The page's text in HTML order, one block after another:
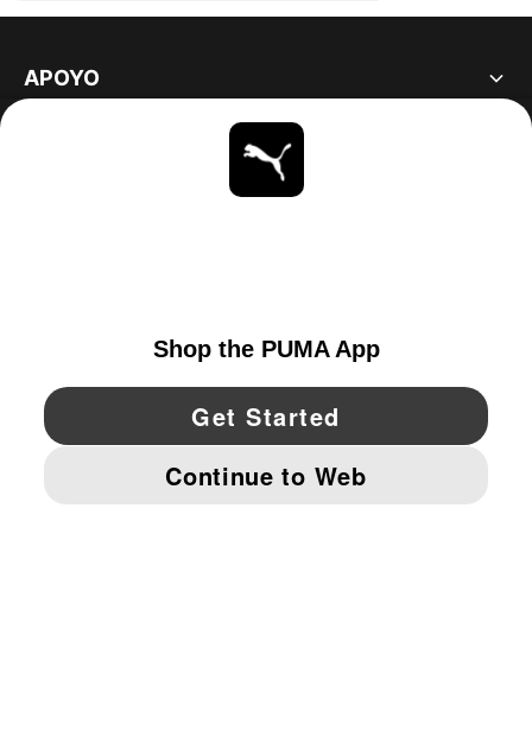
APOYO
YouTube Twitter Pinterest
IMPRINT AND LEGAL DATA